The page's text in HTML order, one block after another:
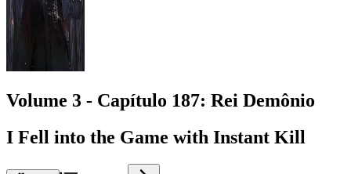
Volume 3 - Capítulo 187: Rei Demônio
I Fell into the Game with Instant Kill